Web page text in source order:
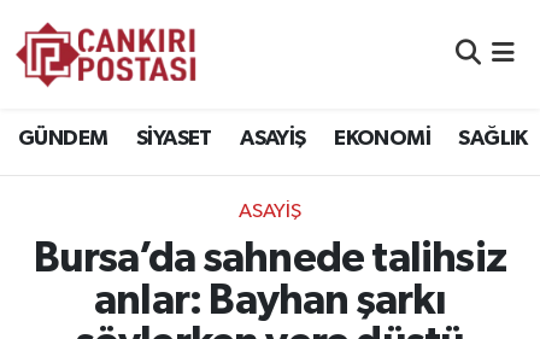
GÜNDEM SİYASET ASAYİŞ EKONOMİ SAĞLIK
ASAYİŞ
Bursa’da sahnede talihsiz
anlar: Bayhan şarkı
EKONOMİ
Trafik Durumu